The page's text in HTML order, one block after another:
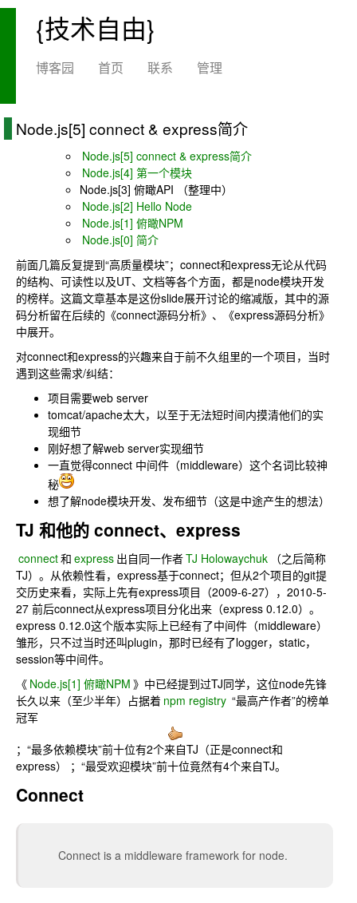
{技术自由}
博客园 首页 联系 管理
Node.js[5] connect & express简介
Node.js[5] connect & express简介
Node.js[4] 第一个模块
Node.js[3] 俯瞰API （整理中）
Node.js[2] Hello Node
Node.js[1] 俯瞰NPM
Node.js[0] 简介
前面几篇反复提到“高质量模块”；connect和express无论从代码
的结构、可读性以及UT、文档等各个方面，都是node模块开发
的榜样。这篇文章基本是这份slide展开讨论的缩减版，其中的源
码分析留在后续的《connect源码分析》、《express源码分析》
中展开。
对connect和express的兴趣来自于前不久组里的一个项目，当时
遇到这些需求/纠结：
项目需要web server
tomcat/apache太大，以至于无法短时间内摸清他们的实
现细节
刚好想了解web server实现细节
一直觉得connect 中间件（middleware）这个名词比较神
秘
想了解node模块开发、发布细节（这是中途产生的想法）
TJ 和他的 connect、express
connect和 express 出自同一作者TJ Holowaychuk （之后简称
TJ）。从依赖性看，express基于connect；但从2个项目的git提
交历史来看，实际上先有express项目（2009-6-27），2010-5-
27 前后connect从express项目分化出来（express 0.12.0）。
express 0.12.0这个版本实际上已经有了中间件（middleware）
雏形，只不过当时还叫plugin，那时已经有了logger，static，
session等中间件。
《 Node.js[1] 俯瞰NPM 》中已经提到过TJ同学，这位node先锋
长久以来（至少半年）占据着 npm registry “最高产作者”的榜单
冠军
；“最多依赖模块”前十位有2个来自TJ（正是connect和
express） ；“最受欢迎模块”前十位竟然有4个来自TJ。
Connect
Connect is a middleware framework for node.